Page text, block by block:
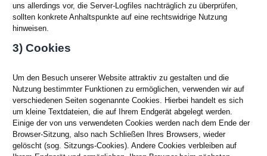
uns allerdings vor, die Server-Logfiles nachträglich zu überprüfen,
sollten konkrete Anhaltspunkte auf eine rechtswidrige Nutzung
hinweisen.
3) Cookies
Um den Besuch unserer Website attraktiv zu gestalten und die
Nutzung bestimmter Funktionen zu ermöglichen, verwenden wir auf
verschiedenen Seiten sogenannte Cookies. Hierbei handelt es sich
um kleine Textdateien, die auf Ihrem Endgerät abgelegt werden.
Einige der von uns verwendeten Cookies werden nach dem Ende der
Browser-Sitzung, also nach Schließen Ihres Browsers, wieder
gelöscht (sog. Sitzungs-Cookies). Andere Cookies verbleiben auf